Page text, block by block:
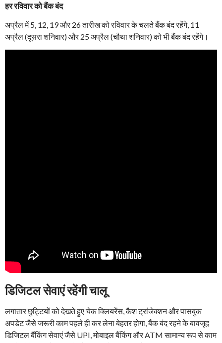
हर रविवार को बैंक बंद
अप्रैल में 5, 12, 19 और 26 तारीख को रविवार के चलते बैंक बंद रहेंगे, 11
अप्रैल (दूसरा शनिवार) और 25 अप्रैल (चौथा शनिवार) को भी बैंक बंद रहेंगे।
डिजिटल सेवाएं रहेंगी चालू
लगातार छुट्टियों को देखते हुए चेक क्लियरेंस, कैश ट्रांजेक्शन और पासबुक
अपडेट जैसे जरूरी काम पहले ही कर लेना बेहतर होगा, बैंक बंद रहने के बावजूद
डिजिटल बैंकिंग सेवाएं जैसे UPI, मोबाइल बैंकिंग और ATM सामान्य रूप से काम